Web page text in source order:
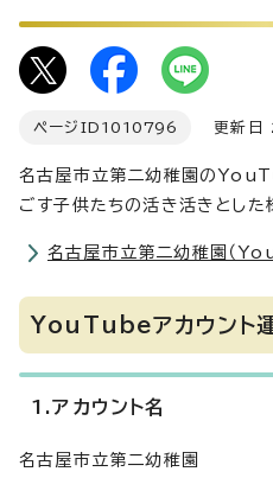
ページID 1010796 更新日
名古屋市立第二幼稚園の
ごす子供たちの活き活きとした
名古屋市立第二幼稚園（
YouTubeアカウント
1.アカウント名
名古屋市立第二幼稚園